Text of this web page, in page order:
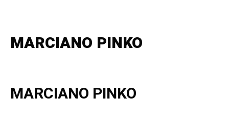
MARCIANO PINKO
MARCIANO PINKO